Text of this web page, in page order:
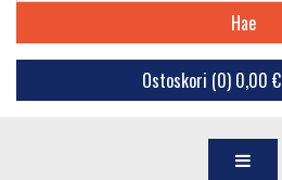
Hae
Ostoskori (0) 0,00 €